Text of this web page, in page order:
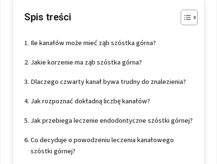
Spis treści
Ile kanałów może mieć ząb szóstka górna?
Jakie korzenie ma ząb szóstka górna?
Dlaczego czwarty kanał bywa trudny do znalezienia?
Jak rozpoznać dokładną liczbę kanałów?
Jak przebiega leczenie endodontyczne szóstki górnej?
Co decyduje o powodzeniu leczenia kanałowego
szóstki górnej?